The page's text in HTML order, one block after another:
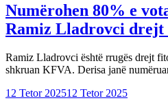
Numërohen 80% e
Ramiz Lladrovci drejt
Ramiz Lladrovci është rrugës drejt
shkruan KFVA. Derisa janë
12 Tetor 202512 Tetor 2025